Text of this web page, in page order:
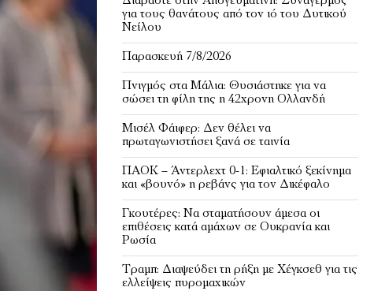
για τους θανάτους από τον ιό του Δυτικού
Νείλου
Παρασκευή 7/8/2026
Πνιγμός στα Μάλια: Θυσιάστηκε για να
σώσει τη φίλη της η 42χρονη Ολλανδή
Μισέλ Φάιφερ: Δεν θέλει να
πρωταγωνιστήσει ξανά σε ταινία
ΠΑΟΚ – Άντερλεχτ 0-1: Εφιαλτικό ξεκίνημα
και «βουνό» η ρεβάνς για τον Δικέφαλο
Γκουτέρες: Να σταματήσουν άμεσα οι
επιθέσεις κατά αμάχων σε Ουκρανία και
Ρωσία
Τραμπ: Διαψεύδει τη ρήξη με Χέγκσεθ για τις
ελλείψεις πυρομαχικών